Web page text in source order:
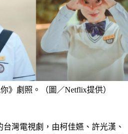
》劇照。（圖／Netflix提供）
台灣電視劇，由柯佳嬿、許光漢、